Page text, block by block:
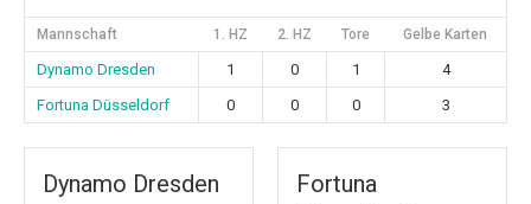
Mannschaft 1. HZ 2. HZ Tore Gelbe Karten
Dynamo Dresden 1 0 1
4
Fortuna Düsseldorf
0 0 0 3
Dynamo Dresden
Fortuna